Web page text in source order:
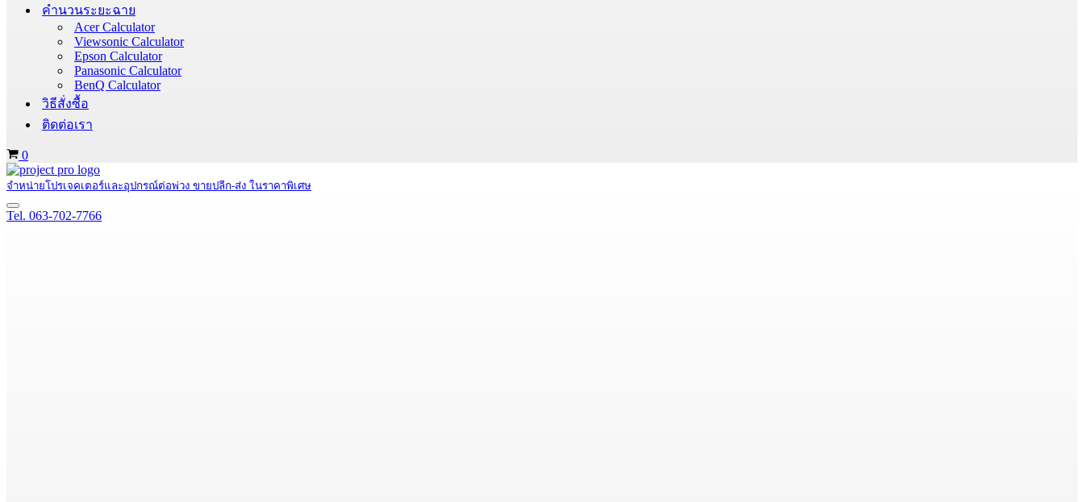
คำนวนระยะฉาย
Acer Calculator
Viewsonic Calculator
Epson Calculator
Panasonic Calculator
BenQ Calculator
วิธีสั่งซื้อ
ติดต่อเรา
Cart
0
จำหน่ายโปรเจคเตอร์และอุปกรณ์ต่อพ่วง ขายปลีก-ส่ง ในราคาพิเศษ
Navigation
Menu
Tel. 063-702-7766